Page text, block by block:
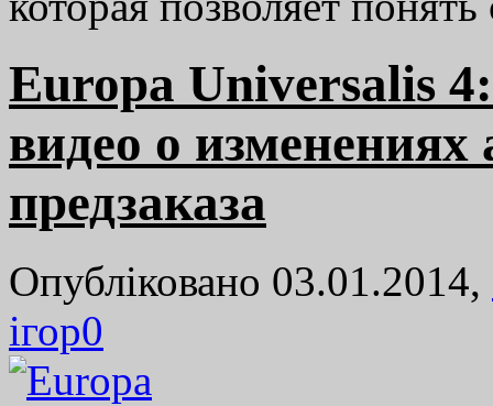
Europa Universalis
видео о изменениях
предзаказа
Опубліковано 03.01.2014,
ігор0